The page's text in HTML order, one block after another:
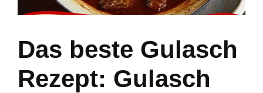
Das beste Gulasch
Rezept: Gulasch